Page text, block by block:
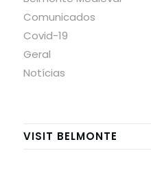
Comunicados
Covid-19
Geral
Notícias
VISIT BELMONTE